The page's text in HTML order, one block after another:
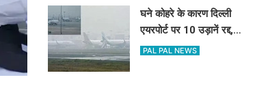
घने कोहरे के कारण दिल्ली
एयरपोर्ट पर 10 उड़ानें रद्द,
270 से अधिक में देरी
PAL PAL NEWS